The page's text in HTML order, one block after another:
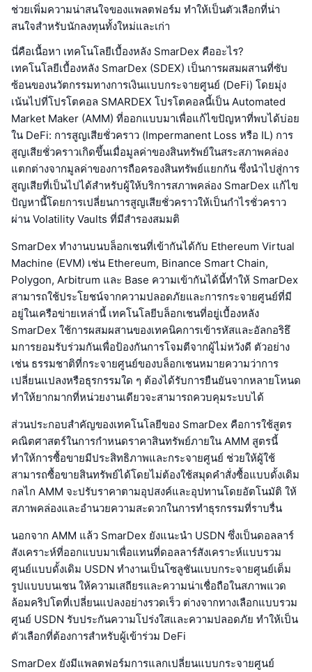
ช่วยเพิ่มความน่าสนใจของแพลตฟอร์ม ทำให้เป็นตัวเลือกที่น่า
สนใจสำหรับนักลงทุนทั้งใหม่และเก่า
นี่คือเนื้อหา เทคโนโลยีเบื้องหลัง SmarDex คืออะไร?
เทคโนโลยีเบื้องหลัง SmarDex (SDEX) เป็นการผสมผสานที่ซับ
ซ้อนของนวัตกรรมทางการเงินแบบกระจายศูนย์ (DeFi) โดยมุ่ง
เน้นไปที่โปรโตคอล SMARDEX โปรโตคอลนี้เป็น Automated
Market Maker (AMM) ที่ออกแบบมาเพื่อแก้ไขปัญหาที่พบได้บ่อย
ใน DeFi: การสูญเสียชั่วคราว (Impermanent Loss หรือ IL) การ
สูญเสียชั่วคราวเกิดขึ้นเมื่อมูลค่าของสินทรัพย์ในสระสภาพคล่อง
แตกต่างจากมูลค่าของการถือครองสินทรัพย์แยกกัน ซึ่งนำไปสู่การ
สูญเสียที่เป็นไปได้สำหรับผู้ให้บริการสภาพคล่อง SmarDex แก้ไข
ปัญหานี้โดยการเปลี่ยนการสูญเสียชั่วคราวให้เป็นกำไรชั่วคราว
ผ่าน Volatility Vaults ที่มีสำรองสมมติ
SmarDex ทำงานบนบล็อกเชนที่เข้ากันได้กับ Ethereum Virtual
Machine (EVM) เช่น Ethereum, Binance Smart Chain,
Polygon, Arbitrum และ Base ความเข้ากันได้นี้ทำให้ SmarDex
สามารถใช้ประโยชน์จากความปลอดภัยและการกระจายศูนย์ที่มี
อยู่ในเครือข่ายเหล่านี้ เทคโนโลยีบล็อกเชนที่อยู่เบื้องหลัง
SmarDex ใช้การผสมผสานของเทคนิคการเข้ารหัสและอัลกอริธึ
มการยอมรับร่วมกันเพื่อป้องกันการโจมตีจากผู้ไม่หวังดี ตัวอย่าง
เช่น ธรรมชาติที่กระจายศูนย์ของบล็อกเชนหมายความว่าการ
เปลี่ยนแปลงหรือธุรกรรมใด ๆ ต้องได้รับการยืนยันจากหลายโหนด
ทำให้ยากมากที่หน่วยงานเดียวจะสามารถควบคุมระบบได้
ส่วนประกอบสำคัญของเทคโนโลยีของ SmarDex คือการใช้สูตร
คณิตศาสตร์ในการกำหนดราคาสินทรัพย์ภายใน AMM สูตรนี้
ทำให้การซื้อขายมีประสิทธิภาพและกระจายศูนย์ ช่วยให้ผู้ใช้
สามารถซื้อขายสินทรัพย์ได้โดยไม่ต้องใช้สมุดคำสั่งซื้อแบบดั้งเดิม
กลไก AMM จะปรับราคาตามอุปสงค์และอุปทานโดยอัตโนมัติ ให้
สภาพคล่องและอำนวยความสะดวกในการทำธุรกรรมที่ราบรื่น
นอกจาก AMM แล้ว SmarDex ยังแนะนำ USDN ซึ่งเป็นดอลลาร์
สังเคราะห์ที่ออกแบบมาเพื่อแทนที่ดอลลาร์สังเคราะห์แบบรวม
ศูนย์แบบดั้งเดิม USDN ทำงานเป็นโซลูชันแบบกระจายศูนย์เต็ม
รูปแบบบนเชน ให้ความเสถียรและความน่าเชื่อถือในสภาพแวด
ล้อมคริปโตที่เปลี่ยนแปลงอย่างรวดเร็ว ต่างจากทางเลือกแบบรวม
ศูนย์ USDN รับประกันความโปร่งใสและความปลอดภัย ทำให้เป็น
ตัวเลือกที่ต้องการสำหรับผู้เข้าร่วม DeFi
SmarDex ยังมีแพลตฟอร์มการแลกเปลี่ยนแบบกระจายศูนย์